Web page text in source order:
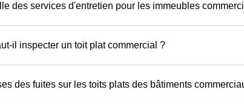
des services d'entretien pour les immeubles
il inspecter un toit plat commercial ?
des fuites sur les toits plats des bâtiments